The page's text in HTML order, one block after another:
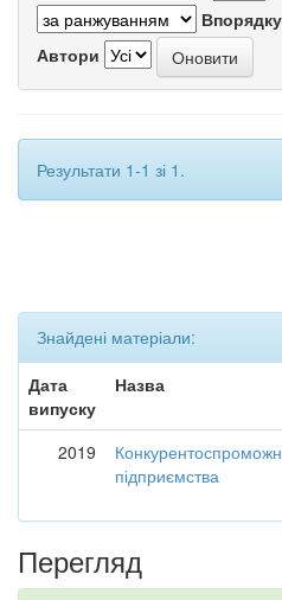
Автори
Результати 1-1 зі 1.
Знайдені матеріали:
Дата
випуску
Назва
2019
підприємства
Перегляд